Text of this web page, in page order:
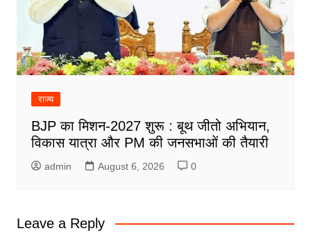
राज्य
BJP का मिशन-2027 शुरू : बूथ जीतो अभियान,
विकास यात्रा और PM की जनसभाओं की तैयारी
admin August 6, 2026 0
Leave a Reply